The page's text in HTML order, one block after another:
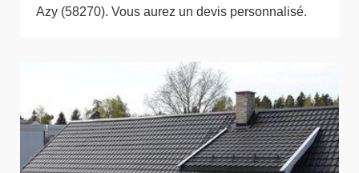
Azy (58270). Vous aurez un devis personnalisé.